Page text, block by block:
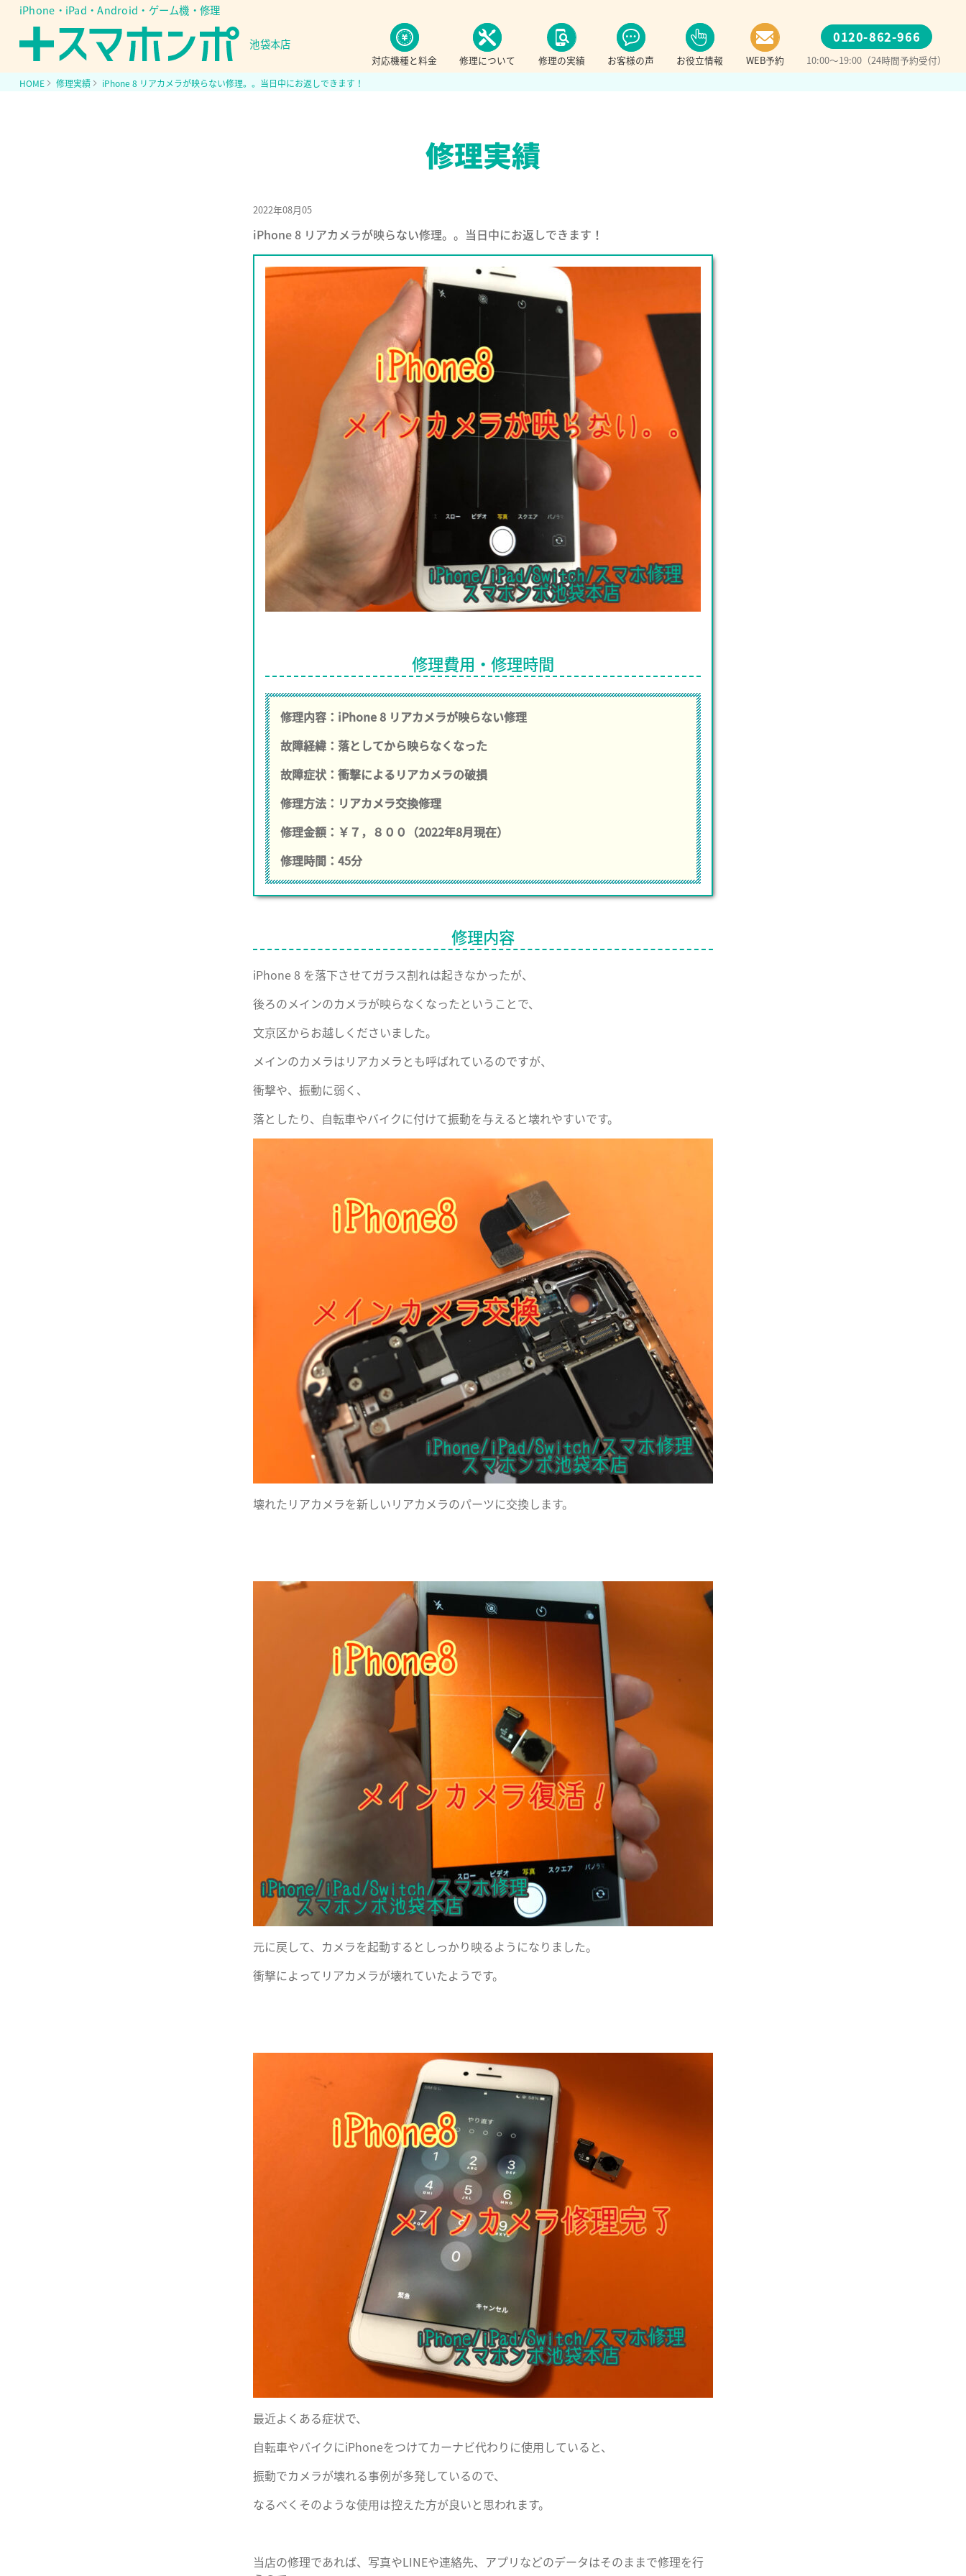
iPhone・iPad・Android・ゲーム機・修理
池袋本店
対応機種と料金 修理について 修理の実績 お客様の声 お役立情報 WEB予約
0120-862-966
10:00～19:00（24時間予約受付）
HOME 修理実績 iPhone 8 リアカメラが映らない修理。。当日中にお返しできます！
2022年08月05
iPhone 8 リアカメラが映らない修理。。当日中にお返しできます！
修理費用・修理時間
修理内容：iPhone 8 リアカメラが映らない修理
故障経緯：落としてから映らなくなった
故障症状：衝撃によるリアカメラの破損
修理方法：リアカメラ交換修理
修理金額：￥７，８００（2022年8月現在）
修理時間：45分
修理内容
iPhone 8 を落下させてガラス割れは起きなかったが、
後ろのメインのカメラが映らなくなったということで、
文京区からお越しくださいました。
メインのカメラはリアカメラとも呼ばれているのですが、
衝撃や、振動に弱く、
落としたり、自転車やバイクに付けて振動を与えると壊れやすいです。
壊れたリアカメラを新しいリアカメラのパーツに交換します。
元に戻して、カメラを起動するとしっかり映るようになりました。
衝撃によってリアカメラが壊れていたようです。
最近よくある症状で、
自転車やバイクにiPhoneをつけてカーナビ代わりに使用していると、
振動でカメラが壊れる事例が多発しているので、
なるべくそのような使用は控えた方が良いと思われます。
当店の修理であれば、写真やLINEや連絡先、アプリなどのデータはそのままで修理を行